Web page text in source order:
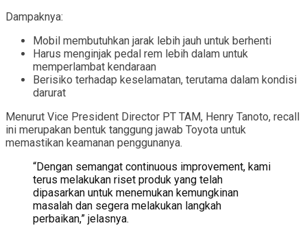
Dampaknya:
Mobil membutuhkan jarak lebih jauh untuk berhenti
Harus menginjak pedal rem lebih dalam untuk
memperlambat kendaraan
Berisiko terhadap keselamatan, terutama dalam kondisi
darurat
Menurut Vice President Director PT TAM, Henry Tanoto, recall
ini merupakan bentuk tanggung jawab Toyota untuk
memastikan keamanan penggunanya.
“Dengan semangat continuous improvement, kami
terus melakukan riset produk yang telah
dipasarkan untuk menemukan kemungkinan
masalah dan segera melakukan langkah
perbaikan,” jelasnya.